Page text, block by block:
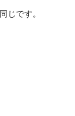
じです。